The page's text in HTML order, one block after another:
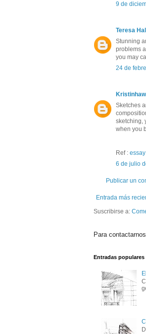
9 de
Teresa
Stunning
problems
you may
24 de
Sketches
sketching,
when you
Ref :
6 de julio
Publicar un
Entrada más
Suscribirse a:
Para
Entradas populares